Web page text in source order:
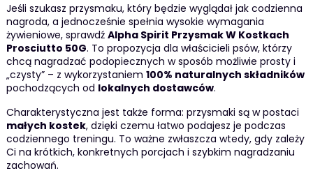
Jeśli szukasz przysmaku, który będzie wyglądał jak codzienna
nagroda, a jednocześnie spełnia wysokie wymagania
żywieniowe, sprawdź Alpha Spirit Przysmak W Kostkach
Prosciutto 50G. To propozycja dla właścicieli psów, którzy
chcą nagradzać podopiecznych w sposób możliwie prosty i
„czysty” – z wykorzystaniem 100% naturalnych składników
pochodzących od lokalnych dostawców.
Charakterystyczna jest także forma: przysmaki są w postaci
małych kostek, dzięki czemu łatwo podajesz je podczas
codziennego treningu. To ważne zwłaszcza wtedy, gdy zależy
Ci na krótkich, konkretnych porcjach i szybkim nagradzaniu
zachowań.